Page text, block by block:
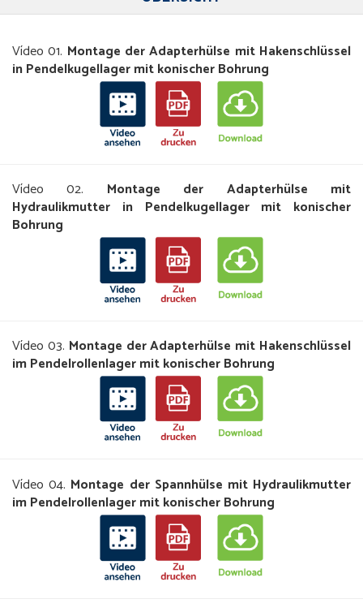
Vídeo 01. Montage der Adapterhülse mit Hakenschlüssel
in Pendelkugellager mit konischer Bohrung
Vídeo 02. Montage der Adapterhülse mit
Hydraulikmutter in Pendelkugellager mit konischer
Bohrung
Vídeo 03. Montage der Adapterhülse mit Hakenschlüssel
im Pendelrollenlager mit konischer Bohrung
Vídeo 04. Montage der Spannhülse mit Hydraulikmutter
im Pendelrollenlager mit konischer Bohrung